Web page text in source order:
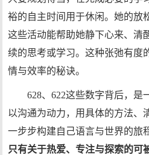
裕的自主时间用于休闲。她的放
这些活动能帮助她静下心来、清
续的思考或学习。这种张弛有度
情与效率的秘诀。
628、622这些数字背后，是
以沟通为动力，用具体的方法、
一步步构建自己语言与世界的旅
只有关于热爱、专注与探索的可